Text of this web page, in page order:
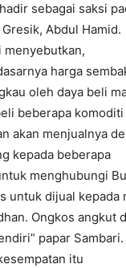
sebagai saksi
Gresik, Abdul Hamid.
menyebutkan,
harga
oleh daya beli
beberapa
akan menjualnya
kepada beberapa
menghubungi
untuk dijual kepada
Ongkos angkut
papar Sambari.
itu